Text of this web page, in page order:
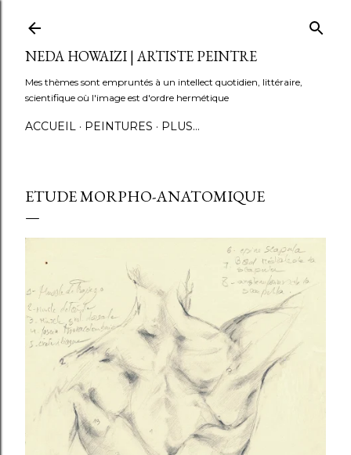
NEDA HOWAIZI | ARTISTE PEINTRE
Mes thèmes sont empruntés à un intellect quotidien, littéraire,
scientifique où l'image est d'ordre hermétique
ACCUEIL PEINTURES PLUS…
ETUDE MORPHO-ANATOMIQUE